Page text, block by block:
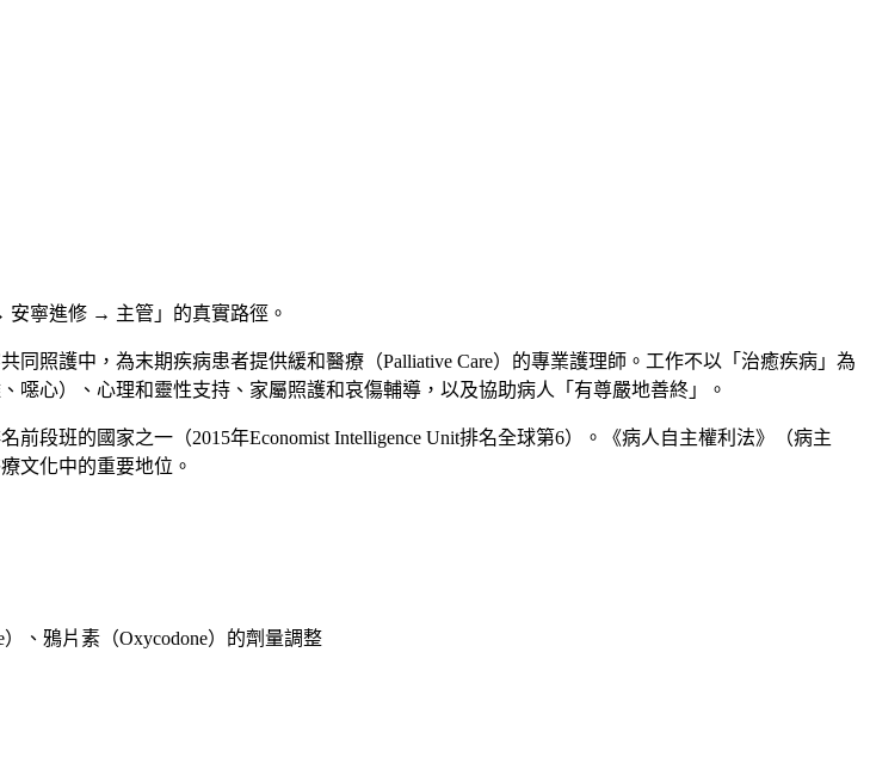
安寧進修 → 主管」的真實路徑。
同照護中，為末期疾病患者提供緩和醫療（Palliative Care）的專業護理師。工作不以「治癒疾病」為
心）、心理和靈性支持、家屬照護和哀傷輔導，以及協助病人「有尊嚴地善終」。
段班的國家之一（2015年Economist Intelligence Unit排名全球第6）。《病人自主權利法》（病主
文化中的重要地位。
、鴉片素（Oxycodone）的劑量調整